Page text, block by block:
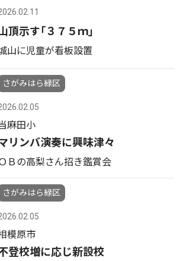
頂示す｢３７５ｍ｣
山に児童が看板設置
さがみはら緑区
麻田小
リンバ演奏に興味津々
Ｂの高梨さん招き鑑賞会
さがみはら緑区
模原市
登校増に応じ新設校